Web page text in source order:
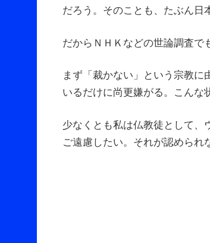
だろう。そのことも、たぶん日
だからＮＨＫなどの世論調査で
まず「裁かない」という宗教
いるだけに尚更嫌がる。こんな
少なくとも私は仏教徒として、
ご遠慮したい。それが認められ